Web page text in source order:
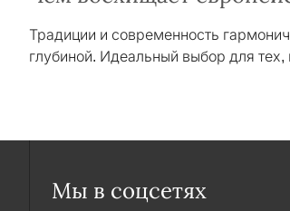
Традиции и современность
глубиной. Идеальный выбор для тех,
Мы в соцсетях